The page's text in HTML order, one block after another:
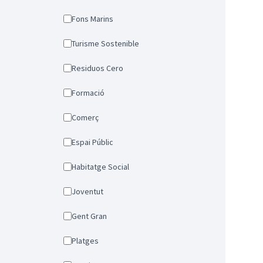
Fons Marins
Turisme Sostenible
Residuos Cero
Formació
Comerç
Espai Públic
Habitatge Social
Joventut
Gent Gran
Platges